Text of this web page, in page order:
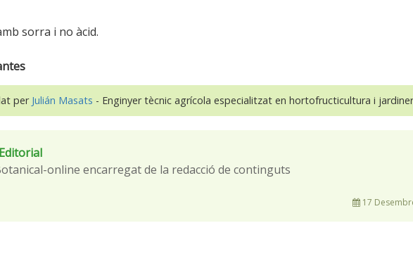
sorra i no àcid.
per Julián Masats - Enginyer tècnic agrícola especialitzat en hortofructicultura i
Editorial
online encarregat de la redacció de continguts
17